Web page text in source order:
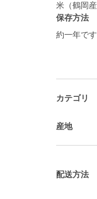
米（鶴岡
保存方法
約一年で
カテゴリ
産地
配送方法